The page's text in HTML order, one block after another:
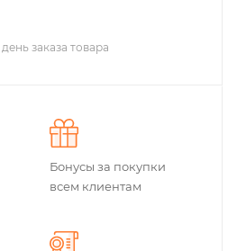
заказа товара
Бонусы за покупки
всем клиентам